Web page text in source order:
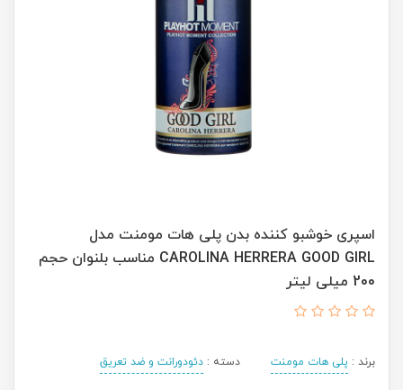
اسپری خوشبو کننده بدن پلی هات مومنت مدل
CAROLINA HERRERA GOOD GIRL مناسب بلنوان حجم
200 میلی لیتر
برند : پلی هات مومنت دسته : دئودورانت و ضد تعریق